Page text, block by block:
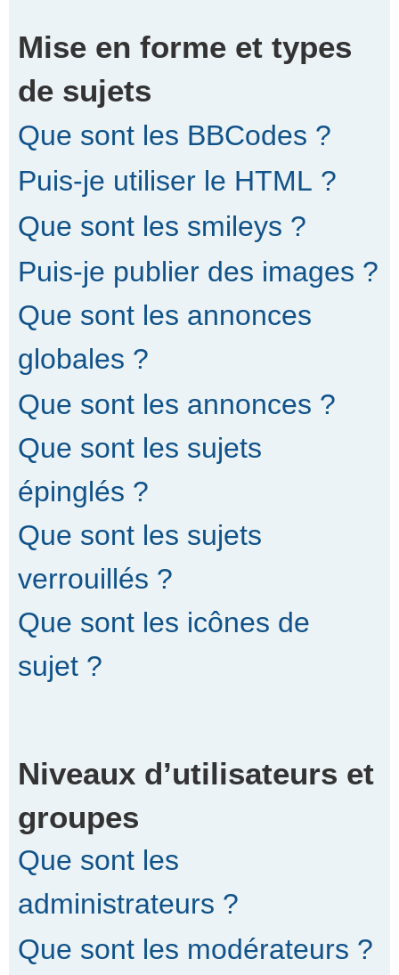
Mise en forme et types
de sujets
Que sont les BBCodes ?
Puis-je utiliser le HTML ?
Que sont les smileys ?
Puis-je publier des images ?
Que sont les annonces
globales ?
Que sont les annonces ?
Que sont les sujets
épinglés ?
Que sont les sujets
verrouillés ?
Que sont les icônes de
sujet ?
Niveaux d’utilisateurs et
groupes
Que sont les
administrateurs ?
Que sont les modérateurs ?